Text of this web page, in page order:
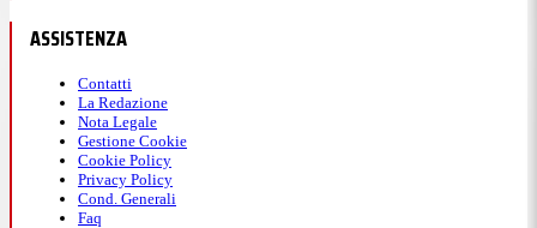
ASSISTENZA
Contatti
La Redazione
Nota Legale
Gestione Cookie
Cookie Policy
Privacy Policy
Cond. Generali
Faq